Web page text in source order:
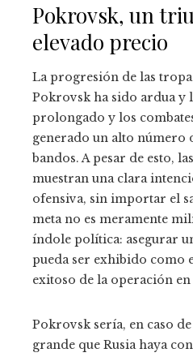
Pokrovsk, un
elevado precio
La progresión de las
Pokrovsk ha sido ardua y
prolongado y los
generado un alto número
bandos. A pesar de esto,
muestran una clara
ofensiva, sin importar el
meta no es meramente
índole política: asegurar
pueda ser exhibido como
exitoso de la operación en
Pokrovsk sería, en caso
grande que Rusia haya